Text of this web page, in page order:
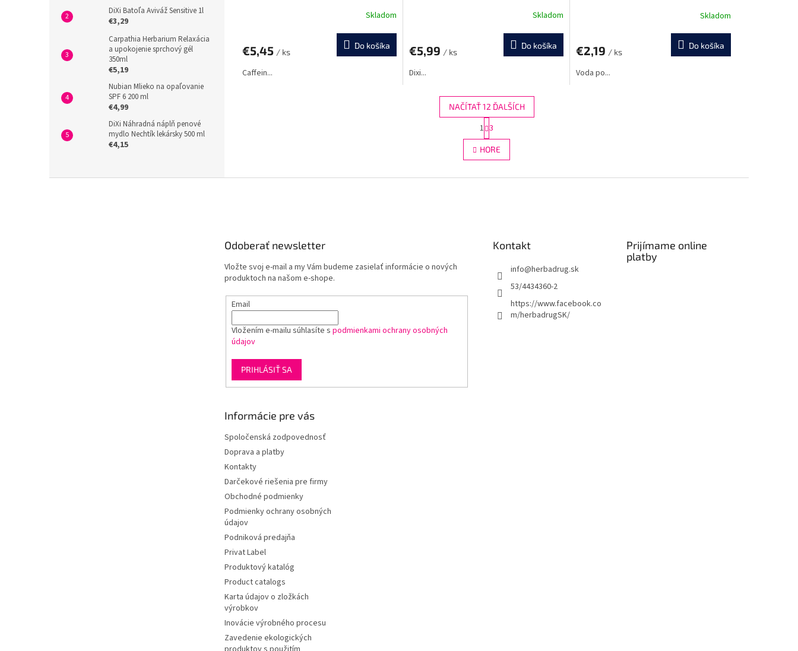
DiXi Batoľa Aviváž Sensitive 1l
€3,29
Carpathia Herbarium Relaxácia
a upokojenie sprchový gél
350ml
€5,19
Nubian Mlieko na opaľovanie
SPF 6 200 ml
€4,99
DiXi Náhradná náplň penové
mydlo Nechtík lekársky 500 ml
€4,15
Skladom
€5,45 / ks
Do košíka
Caffein...
je
z
hviezdičiek.
Skladom
€5,99 / ks
Do košíka
Dixi...
je
z
Skladom
€2,19 / ks
Do košíka
Voda po...
O
v
l
d
NAČÍTAŤ 12 ĎALŠÍCH
t
r
á
n
1 3
HORE
Odoberať newsletter
Vložte svoj e-mail a my Vám budeme zasielať informácie o nových
produktoch na našom e-shope.
Email
Vložením e-mailu súhlasíte s podmienkami ochrany osobných
údajov
PRIHLÁSIŤ SA
Kontakt
info@herbadrug.sk
53/4434360-2
https://www.facebook.co
m/herbadrugSK/
Prijímame online
platby
Informácie pre vás
Spoločenská zodpovednosť
Doprava a platby
Kontakty
Darčekové riešenia pre firmy
Obchodné podmienky
Podmienky ochrany osobných
údajov
Podniková predajňa
Privat Label
Produktový katalóg
Product catalogs
Karta údajov o zložkách
výrobkov
Inovácie výrobného procesu
Zavedenie ekologických